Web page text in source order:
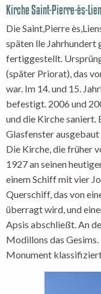
Kirche Saint-Pierre-ès-
Die Saint,Pierre
späten lle Jahrhundert
fertiggestellt.
(später Priorat), das
war. Im 14. und 15.
befestigt. 2006 und
und die Kirche saniert.
Glasfenster
Die Kirche, die früher
1927 an seinen
einem Schiff mit vier
Querschiff, das von
überragt wird, und
Apsis abschließt. An
Modillons das
Monument